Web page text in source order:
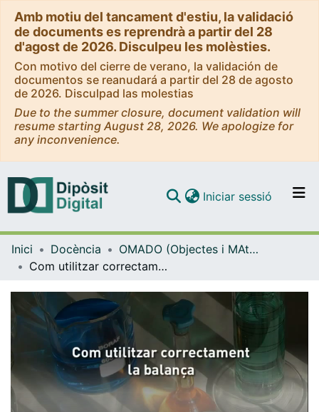
Amb motiu del tancament d'estiu, la validació
de documents es reprendrà a partir del 28
d'agost de 2026. Disculpeu les molèsties.
Con motivo del cierre de verano, la validación de
documentos se reanudará a partir del 28 de agosto
de 2026. Disculpad las molestias
Due to the summer closure, document validation will
resume starting August 28, 2026. We apologize for
any inconvenience.
Navega per tot el DD
Contacte
Iniciar sessió (current)
Inici Docència
OMADO (Objectes i MAterials DOcents)
Com utilitzar correctament la balança